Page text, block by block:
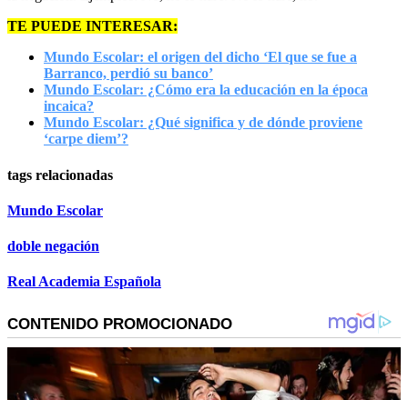
TE PUEDE INTERESAR:
Mundo Escolar: el origen del dicho ‘El que se fue a
Barranco, perdió su banco’
Mundo Escolar: ¿Cómo era la educación en la época
incaica?
Mundo Escolar: ¿Qué significa y de dónde proviene
‘carpe diem’?
tags relacionadas
Mundo Escolar
doble negación
Real Academia Española